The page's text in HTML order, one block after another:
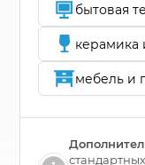
бытовая
керамика
мебель и